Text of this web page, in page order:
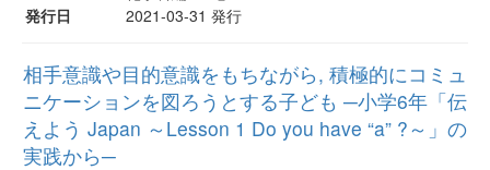
発行日
2021-03-31 発行
相手意識や目的意識をもちながら, 積極的にコミュ
ニケーションを図ろうとする子ども ─小学6年「伝
えよう Japan ～Lesson 1 Do you have “a” ?～」の
実践から─